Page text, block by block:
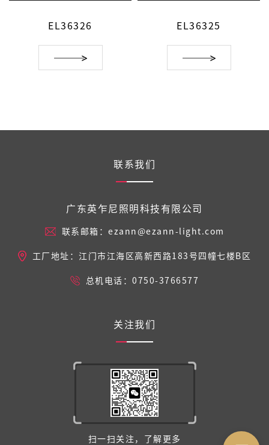
EL36326 EL36325
联系我们
广东英乍尼照明科技有限公司
联系邮箱：ezann@ezann-light.com
工厂地址：江门市江海区高新西路183号四幢七楼B区
总机电话：0750-3766577
关注我们
扫一扫关注，了解更多